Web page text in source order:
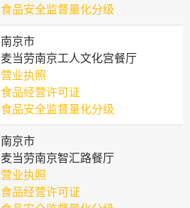
食品安全监督量化分级
南京市
麦当劳南京工人文化宫餐厅
营业执照
食品经营许可证
食品安全监督量化分级
南京市
麦当劳南京智汇路餐厅
营业执照
食品经营许可证